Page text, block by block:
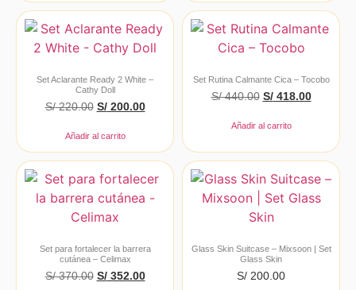
Set Aclarante Ready 2 White –
Cathy Doll
S/220.00 S/200.00
Añadir al carrito
Set Rutina Calmante Cica – Tocobo
S/440.00 S/418.00
Añadir al carrito
Set para fortalecer la barrera
cutánea – Celimax
S/370.00 S/352.00
Glass Skin Suitcase – Mixsoon | Set
Glass Skin
S/ 200.00